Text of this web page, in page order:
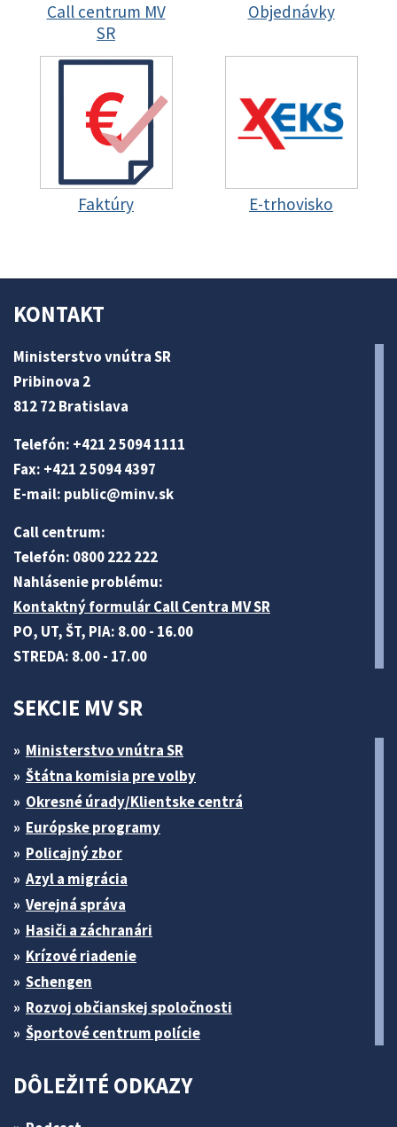
Call centrum MV
SR
Objednávky
Faktúry E-trhovisko
KONTAKT
Ministerstvo vnútra SR
Pribinova 2
812 72 Bratislava
Telefón: +421 2 5094 1111
Fax: +421 2 5094 4397
E-mail: public@minv.sk
Call centrum:
Telefón: 0800 222 222
Nahlásenie problému:
Kontaktný formulár Call Centra MV SR
PO, UT, ŠT, PIA: 8.00 - 16.00
STREDA: 8.00 - 17.00
SEKCIE MV SR
Ministerstvo vnútra SR
Štátna komisia pre volby
Okresné úrady/Klientske centrá
Európske programy
Policajný zbor
Azyl a migrácia
Verejná správa
Hasiči a záchranári
Krízové riadenie
Schengen
Rozvoj občianskej spoločnosti
Športové centrum polície
DÔLEŽITÉ ODKAZY